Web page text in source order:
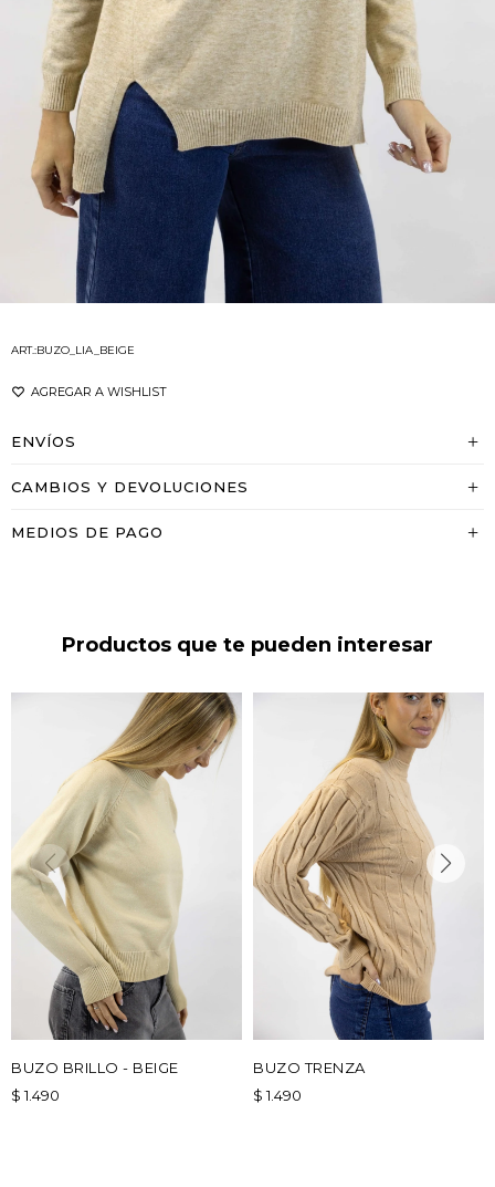
BUZO_LIA_BEIGE
ENVÍOS
CAMBIOS Y DEVOLUCIONES
MEDIOS DE PAGO
Productos que te pueden interesar
BUZO BRILLO - BEIGE
$ 1.490
BUZO TRENZA
$ 1.490